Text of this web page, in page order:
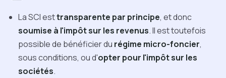
La SCI esttransparente par principe, et donc
soumise à l'impôt sur les revenus. Il est toutefois
possible de bénéficier du régime micro-foncier,
sous conditions, ou d'opter pour l'impôt sur les
sociétés.